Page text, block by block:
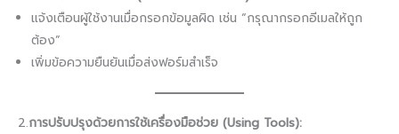
แจ้งเตือนผู้ใช้งานเมื่อกรอกข้อมูลผิด เช่น “กรุณากรอกอีเมลให้ถูก
ต้อง”
เพิ่มข้อความยืนยันเมื่อส่งฟอร์มสำเร็จ
2.การปรับปรุงด้วยการใช้เครื่องมือช่วย (Using Tools):